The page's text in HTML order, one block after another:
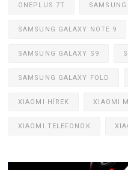
ONEPLUS 7T
SAMSUNG GALAXY NOTE 9
SAMSUNG GALAXY S9
SAMSUNG GALAXY FOLD
XIAOMI HÍREK XIAOMI
XIAOMI TELEFONOK